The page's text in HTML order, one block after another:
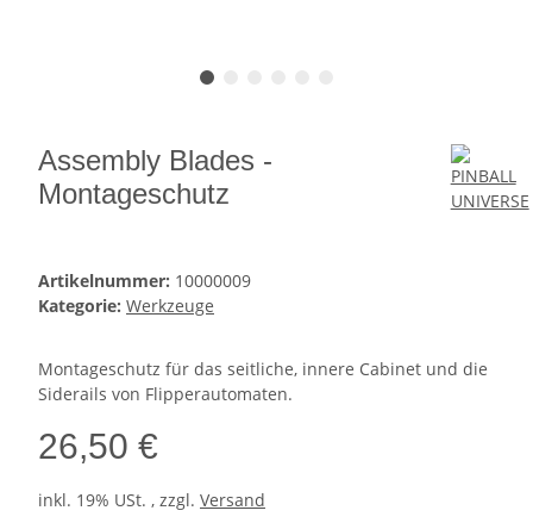
Assembly Blades -
Montageschutz
Artikelnummer: 10000009
Kategorie: Werkzeuge
Montageschutz für das seitliche, innere Cabinet und die
Siderails von Flipperautomaten.
26,50 €
inkl. 19% USt. , zzgl. Versand